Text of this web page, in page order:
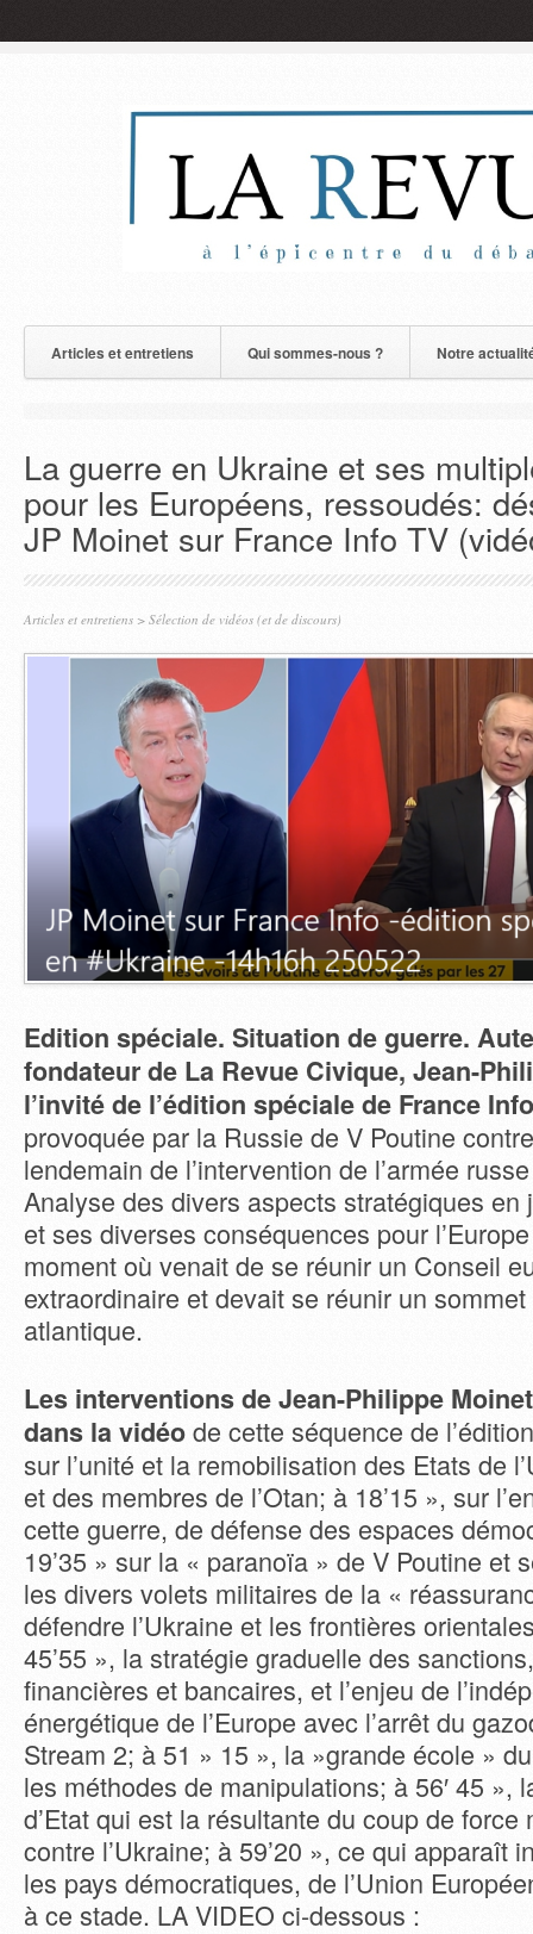
Articles et entretiens Qui sommes-nous ? Notre
La guerre en Ukraine et ses
pour les Européens, ressoudés:
JP Moinet sur France Info TV
Articles et entretiens > Sélection de vidéos (et de discours)
Edition spéciale. Situation de guerre.
fondateur de La Revue Civique, Jean-
l’invité de l’édition spéciale de France
provoquée par la Russie de V Poutine
lendemain de l’intervention de l’armée
Analyse des divers aspects stratégiques en
et ses diverses conséquences pour
moment où venait de se réunir un Conseil
extraordinaire et devait se réunir un sommet
atlantique.
Les interventions de Jean-Philippe
dans la vidéode cette séquence de
sur l’unité et la remobilisation des Etats de
et des membres de l’Otan; à 18’15 », sur
cette guerre, de défense des espaces
19’35 » sur la « paranoïa » de V Poutine et
les divers volets militaires de la «
défendre l’Ukraine et les frontières
45’55 », la stratégie graduelle des
financières et bancaires, et l’enjeu de
énergétique de l’Europe avec l’arrêt du
Stream 2; à 51 » 15 », la »grande école »
les méthodes de manipulations; à 56′ 45 »,
d’Etat qui est la résultante du coup de force
contre l’Ukraine; à 59’20 », ce qui apparaît
les pays démocratiques, de l’Union
à ce stade. LA VIDEO ci-dessous :